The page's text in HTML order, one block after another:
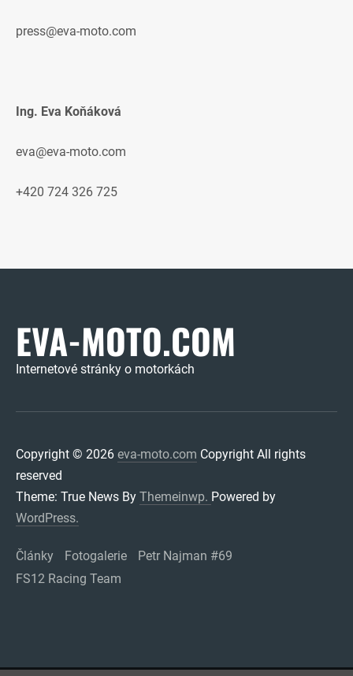
press@eva-moto.com
Ing. Eva Koňáková
eva@eva-moto.com
+420 724 326 725
EVA-MOTO.COM
Internetové stránky o motorkách
Copyright © 2026 eva-moto.com Copyright All rights
reserved
Theme: True News By Themeinwp. Powered by
WordPress.
Články Fotogalerie
Petr Najman #69
FS12 Racing Team